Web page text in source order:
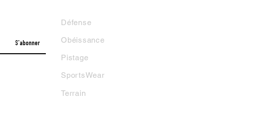
S'abonner
Défense
Obéissance
Pistage
SportsWear
Terrain